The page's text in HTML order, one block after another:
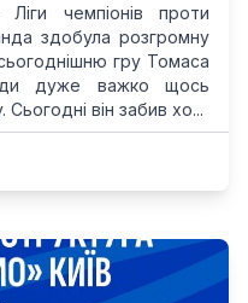
чемпіонів проти
здобула розгромну
гру Томаса
дуже важко щось
він забив хо...